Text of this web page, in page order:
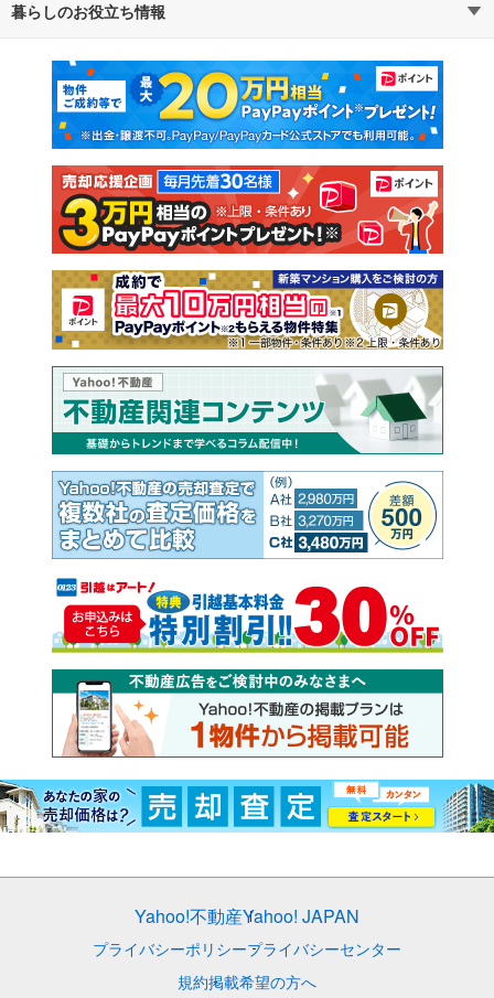
不動産・住宅
新築マンション 中古マンション
新築一戸建て 中古一戸建て
注文住宅 土地
売却査定
暮らしのお役立ち情報
マンションカタログ 教えて！住まいの先生
Yahoo!不動産Yahoo! JAPAN
プライバシーポリシープライバシーセンター
規約掲載希望の方へ